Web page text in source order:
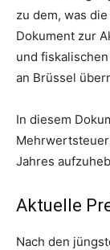
zu dem, was
Dokument zur
und
an Brüssel
In diesem
Jahres
Aktuelle
Nach den